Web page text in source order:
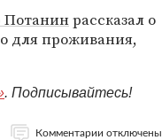
рассказал о
для проживания,
. Подписывайтесь!
Комментарии отключены